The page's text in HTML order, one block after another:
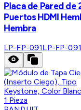
Placa de Pared de
Puertos HDMI
Hembra
LP-FP-091LP-FP-091